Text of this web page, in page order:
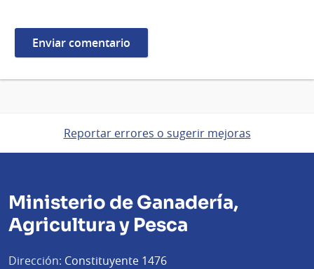
Reportar errores o sugerir mejoras
Ministerio de Ganadería,
Agricultura y Pesca
Dirección: Constituyente 1476